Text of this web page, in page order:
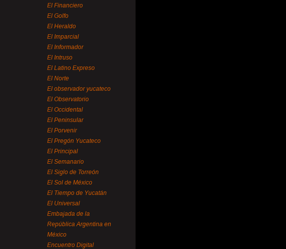
El Financiero
El Golfo
El Heraldo
El Imparcial
El Informador
El Intruso
El Latino Expreso
El Norte
El observador yucateco
El Observatorio
El Occidental
El Peninsular
El Porvenir
El Pregón Yucateco
El Principal
El Semanario
El Siglo de Torreón
El Sol de México
El Tiempo de Yucatán
El Universal
Embajada de la
República Argentina en
México
Encuentro Digital